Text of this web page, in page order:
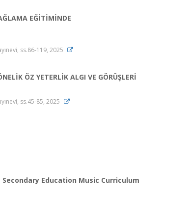
EĞİTİMİNDE
ss.86-119, 2025
ÖZ YETERLİK ALGI VE GÖRÜŞLERİ
ss.45-85, 2025
Education Music Curriculum